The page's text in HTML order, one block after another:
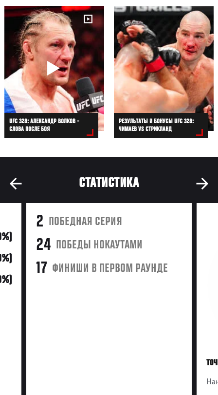
UFC 328: АЛЕКСАНДР ВОЛКОВ -
СЛОВА ПОСЛЕ БОЯ
РЕЗУЛЬТАТЫ И БОНУСЫ UFC 328:
ЧИМАЕВ VS СТРИКЛАНД
СТАТИСТИКА
2 ПОБЕДНАЯ СЕРИЯ
24 ПОБЕДЫ НОКАУТАМИ
17 ФИНИШИ В ПЕРВОМ РАУНДЕ